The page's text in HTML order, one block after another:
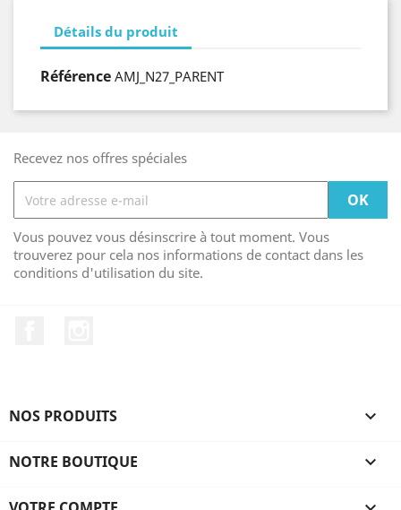
Détails du produit
Référence AMJ_N27_PARENT
Recevez nos offres spéciales
Vous pouvez vous désinscrire à tout moment. Vous
trouverez pour cela nos informations de contact dans les
conditions d'utilisation du site.
NOS PRODUITS 
NOTRE BOUTIQUE 